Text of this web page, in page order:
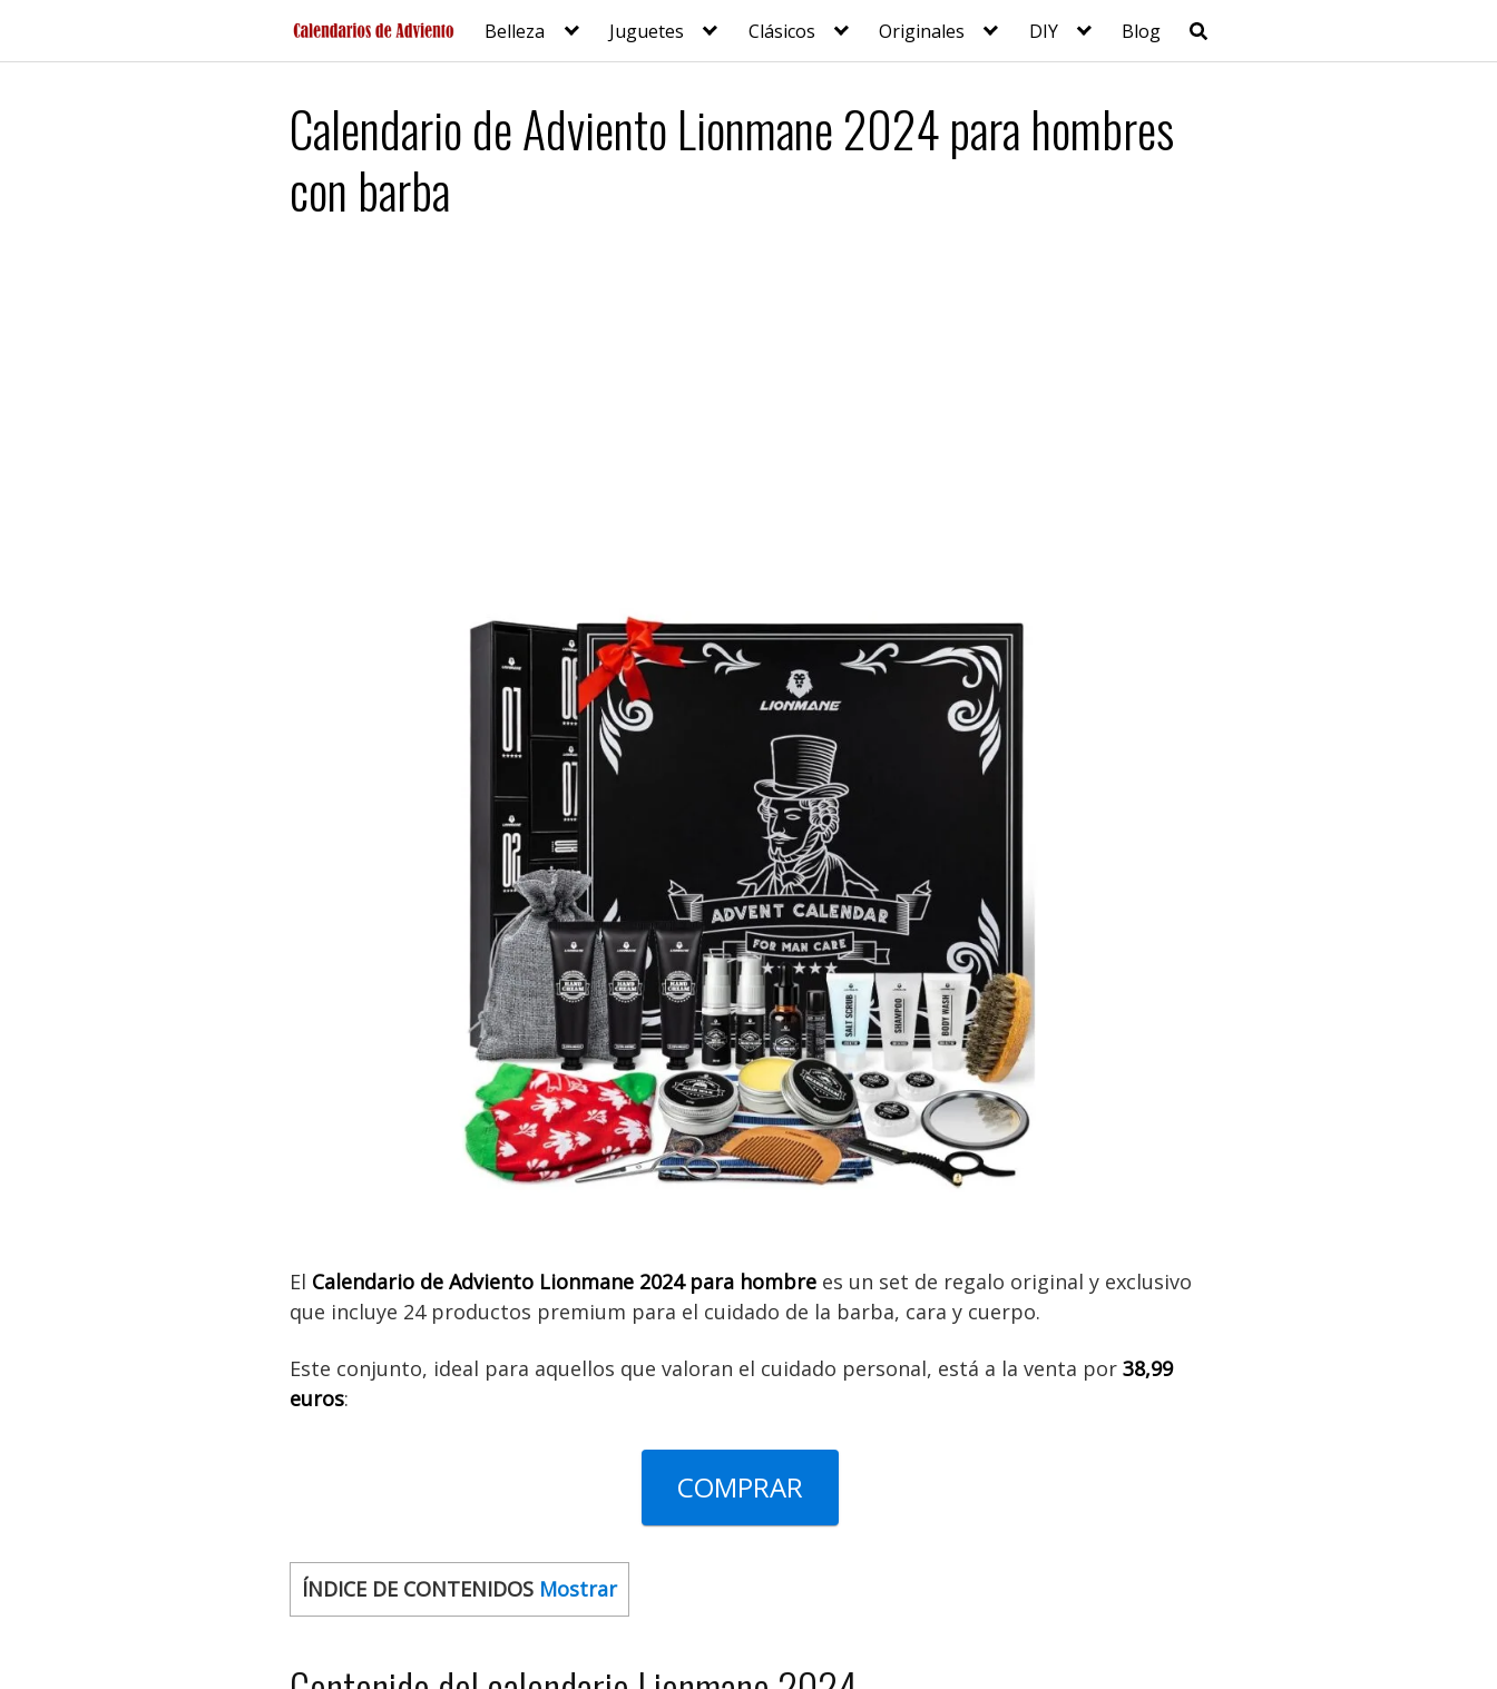
contenido
Belleza Juguetes Clásicos Originales DIY Blog
Calendario de Adviento Lionmane 2024 para hombres
con barba
El Calendario de Adviento Lionmane 2024 para hombre es un set de regalo original y exclusivo
que incluye 24 productos premium para el cuidado de la barba, cara y cuerpo.
Este conjunto, ideal para aquellos que valoran el cuidado personal, está a la venta por 38,99
euros:
COMPRAR
ÍNDICE DE CONTENIDOS Mostrar